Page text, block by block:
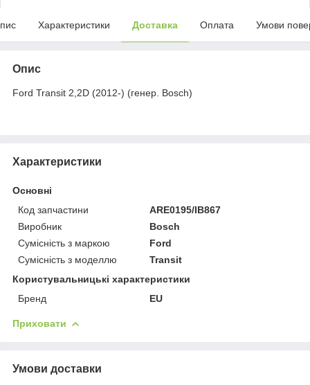
Характеристики Доставка Оплата Умови
Опис
Ford Transit 2,2D (2012-) (генер. Bosch)
Характеристики
Основні
Код запчастини
ARE0195/IB867
Виробник
Bosch
Сумісність з маркою
Ford
Сумісність з моделлю
Transit
Користувальницькі характеристики
Бренд
EU
Приховати
Умови доставки